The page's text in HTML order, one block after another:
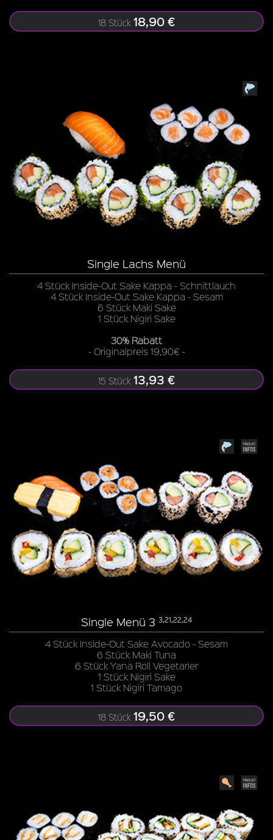
18 Stück 18,90 €
Single Lachs Menü
4 Stück Inside-Out Sake Kappa - Schnittlauch
4 Stück Inside-Out Sake Kappa - Sesam
6 Stück Maki Sake
1 Stück Nigiri Sake
30% Rabatt
- Originalpreis 19,90€ -
15 Stück 13,93 €
Single Menü 3 3,21,22,24
4 Stück Inside-Out Sake Avocado - Sesam
6 Stück Maki Tuna
6 Stück Yana Roll Vegetarier
1 Stück Nigiri Sake
1 Stück Nigiri Tamago
18 Stück 19,50 €